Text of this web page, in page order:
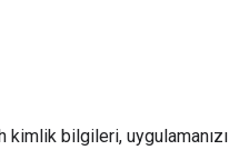
kimlik bilgileri, uygulamanızı